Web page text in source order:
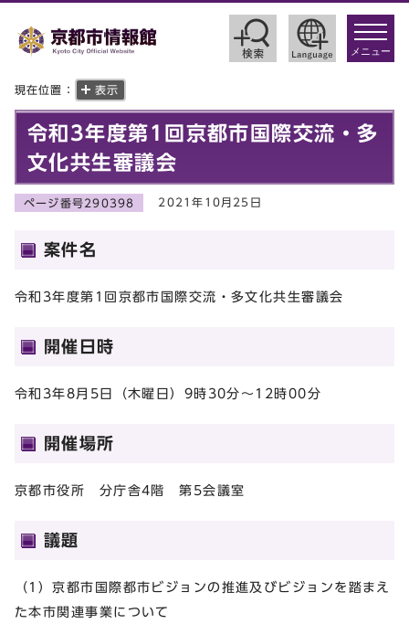
toggle
メニュー
現在位置： 表示
令和3年度第1回京都市国際交流・多
文化共生審議会
ページ番号290398 2021年10月25日
案件名
令和3年度第1回京都市国際交流・多文化共生審議会
開催日時
令和3年8月5日（木曜日）9時30分～12時00分
開催場所
京都市役所 分庁舎4階 第5会議室
議題
（1）京都市国際都市ビジョンの推進及びビジョンを踏まえ
た本市関連事業について